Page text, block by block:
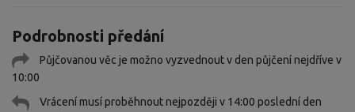
Podrobnosti předání
Půjčovanou věc je možno vyzvednout v den půjčení nejdříve v
10:00
Vrácení musí proběhnout nejpozději v 14:00 poslední den